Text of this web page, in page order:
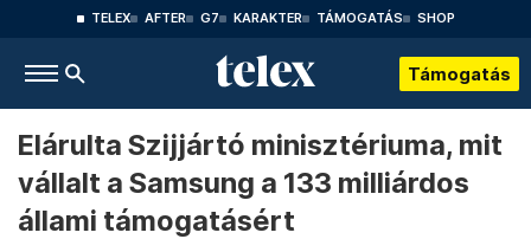
TELEX AFTER G7 KARAKTER TÁMOGATÁS SHOP
Támogatás
Elárulta Szijjártó minisztériuma, mit
vállalt a Samsung a 133 milliárdos
állami támogatásért